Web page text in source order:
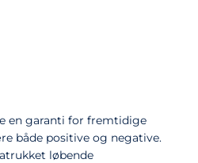
en garanti for fremtidige
både positive og negative.
løbende